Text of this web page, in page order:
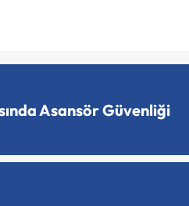
Asansör Güvenliği